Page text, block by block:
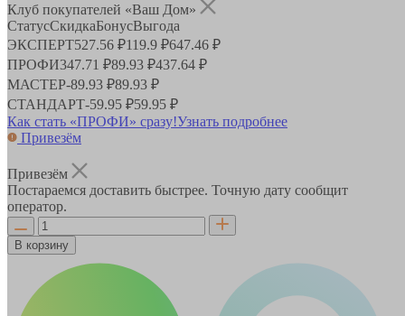
Клуб покупателей «Ваш Дом»
СтатусСкидкаБонусВыгода
ЭКСПЕРТ527.56 ₽119.9 ₽647.46 ₽
ПРОФИ347.71 ₽89.93 ₽437.64 ₽
МАСТЕР-89.93 ₽89.93 ₽
СТАНДАРТ-59.95 ₽59.95 ₽
Как стать «ПРОФИ» сразу!Узнать подробнее
Привезём
Привезём
Постараемся доставить быстрее. Точную дату сообщит
оператор.
В корзину